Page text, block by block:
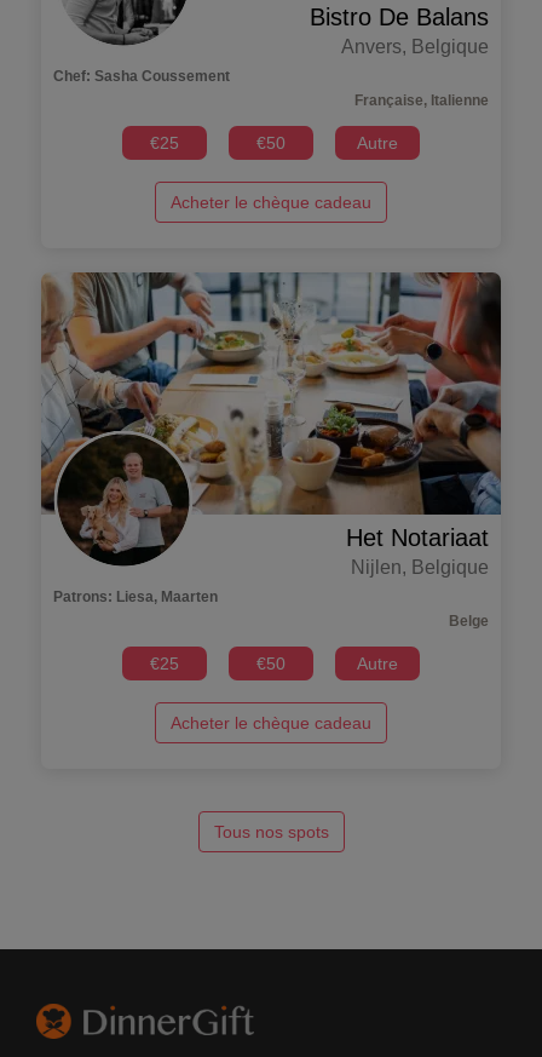
Bistro De Balans
Anvers, Belgique
Chef: Sasha Coussement
Française, Italienne
€25 €50 Autre
Acheter le chèque cadeau
Het Notariaat
Nijlen, Belgique
Patrons: Liesa, Maarten
Belge
€25 €50 Autre
Acheter le chèque cadeau
Tous nos spots